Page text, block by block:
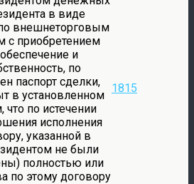
в виде
внешнеторговым
с приобретением
и
по
паспорт сделки,
в установленном
что по истечении
исполнения
указанной в
не были
полностью или
по этому договору
1815